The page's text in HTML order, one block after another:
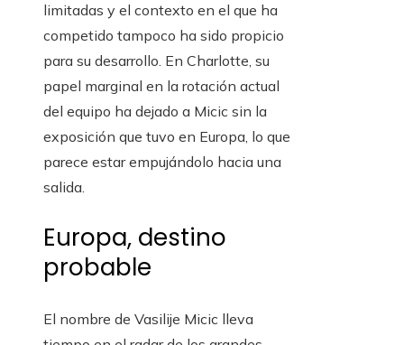
limitadas y el contexto en el que ha
competido tampoco ha sido propicio
para su desarrollo. En Charlotte, su
papel marginal en la rotación actual
del equipo ha dejado a Micic sin la
exposición que tuvo en Europa, lo que
parece estar empujándolo hacia una
salida.
Europa, destino
probable
El nombre de Vasilije Micic lleva